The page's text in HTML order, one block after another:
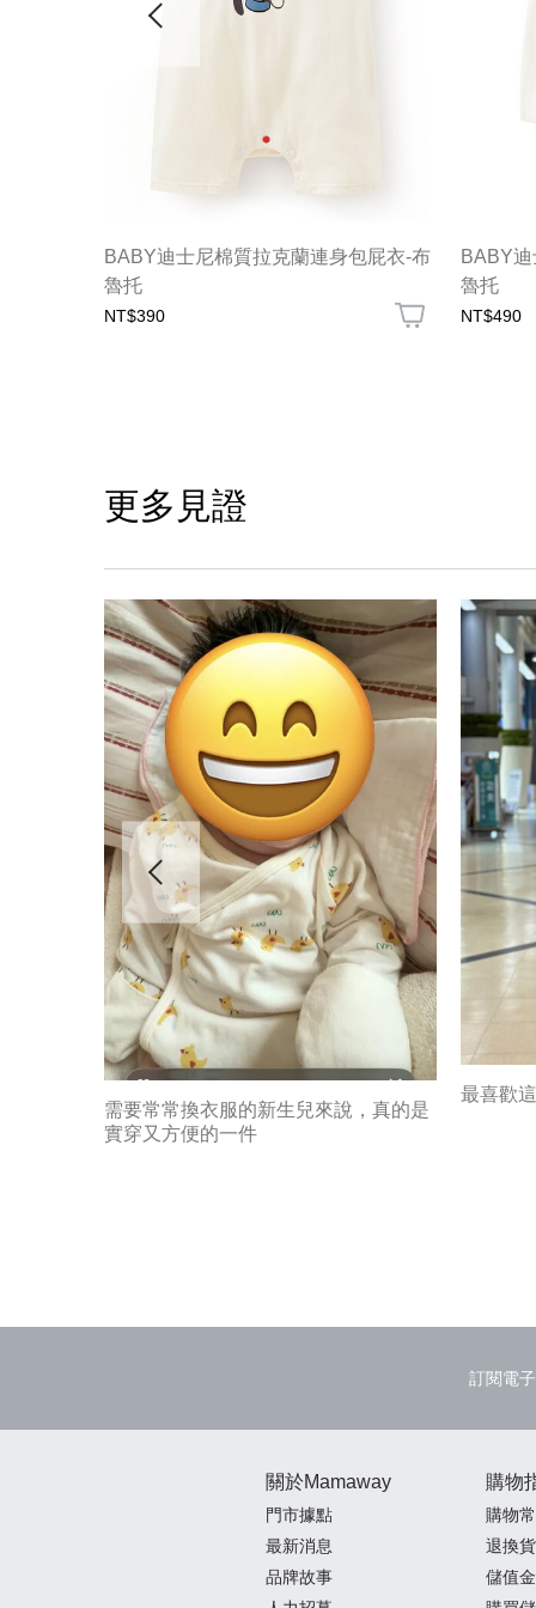
BABY迪士尼棉質拉克蘭連身包屁衣-布
魯托
NT$390
BABY
魯托
NT$490
更多見證
需要常常換衣服的新生兒來說，真的是
實穿又方便的一件
最喜歡
訂閱電
關於Mamaway
門市據點
最新消息
品牌故事
購物
購物
退換
儲值